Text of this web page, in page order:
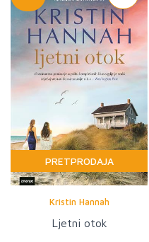
PRETPRODAJA
Kristin Hannah
Ljetni otok